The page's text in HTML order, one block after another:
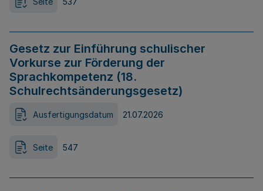
Gesetz zur Einführung schulischer
Vorkurse zur Förderung der
Sprachkompetenz (18.
Schulrechtsänderungsgesetz)
Ausfertigungsdatum 21.07.2026
Seite 547